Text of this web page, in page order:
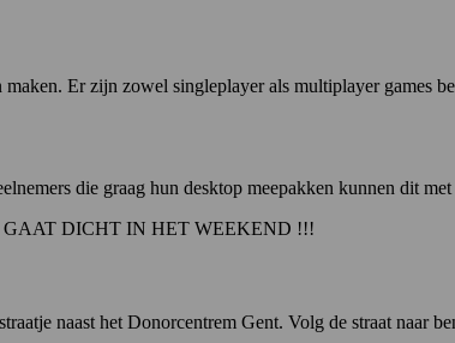
Er zijn zowel singleplayer als multiplayer games
die graag hun desktop meepakken kunnen dit met
DICHT IN HET WEEKEND !!!
naast het Donorcentrem Gent. Volg de straat naar